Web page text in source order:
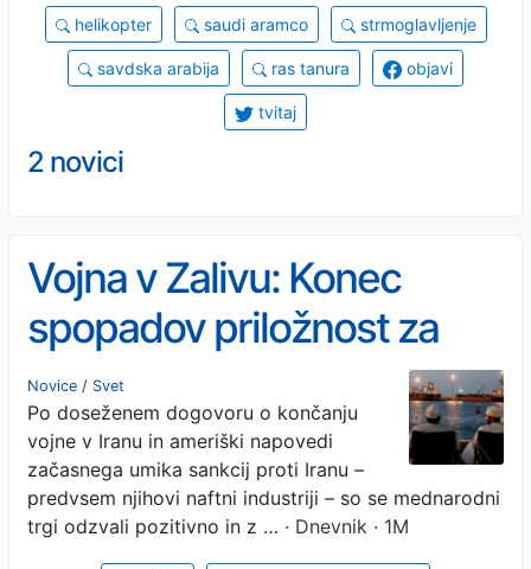
helikopter saudi aramco strmoglavljenje
savdska arabija ras tanura objavi
tvitaj
2 novici
Vojna v Zalivu: Konec
spopadov priložnost za
okrevanje
Novice / Svet
Po doseženem dogovoru o končanju
vojne v Iranu in ameriški napovedi
začasnega umika sankcij proti Iranu –
predvsem njihovi naftni industriji – so se mednarodni
trgi odzvali pozitivno in z … · Dnevnik · 1M